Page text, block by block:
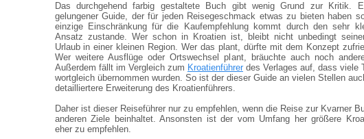
Das durchgehend farbig gestaltete Buch gibt wenig Grund zur Kritik.
gelungener Guide, der für jeden Reisegeschmack etwas zu bieten haben
einzige Einschränkung für die Kaufempfehlung kommt durch den sehr
Ansatz zustande. Wer schon in Kroatien ist, bleibt nicht unbedingt
Urlaub in einer kleinen Region. Wer das plant, dürfte mit dem Konzept
Wer weitere Ausflüge oder Ortswechsel plant, bräuchte auch noch
Außerdem fällt im Vergleich zum Kroatienführerdes Verlages auf, dass viele
wortgleich übernommen wurden. So ist der dieser Guide an vielen Stellen
detailliertere Erweiterung des Kroatienführers.
Daher ist dieser Reiseführer nur zu empfehlen, wenn die Reise zur Kvarner
anderen Ziele beinhaltet. Ansonsten ist der vom Umfang her größere
eher zu empfehlen.